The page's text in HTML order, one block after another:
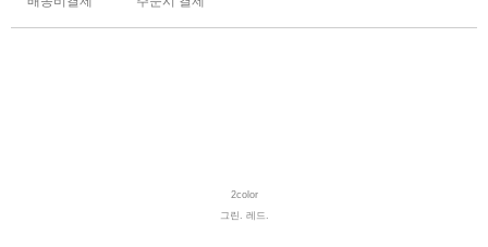
2color
그린. 레드.